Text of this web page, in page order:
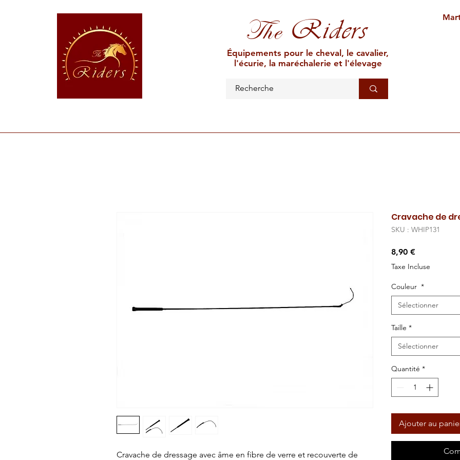
TheRiders
Équipements pour le cheval, le cavalier,
l'écurie, la maréchalerie et l'élevage
Cravache de dressage avec âme en fibre de verre et recouverte de
Cravache de
SKU : WHIP131
8,90 €Prix
Taxe Incluse
Couleur *
Sélectionner
Taille *
Sélectionner
Quantité *
Ajouter au